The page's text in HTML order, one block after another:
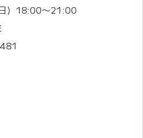
）18:00〜21:00